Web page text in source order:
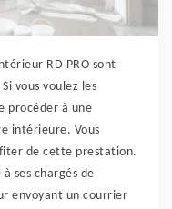
RD PRO sont
vous voulez les
procéder à une
intérieure. Vous
de cette prestation.
ses chargés de
envoyant un courrier